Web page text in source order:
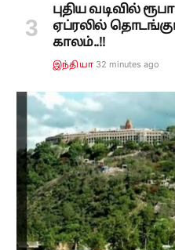
புதிய வடிவில்
ஏப்ரலில்
காலம்..!!
இந்தியா 32 minutes ago